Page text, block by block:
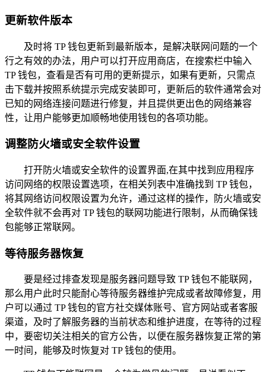
更新软件版本
及时将 TP 钱包更新到最新版本，是解决联网问题的一个
行之有效的办法，用户可以打开应用商店，在搜索栏中输入
TP 钱包，查看是否有可用的更新提示，如果有更新，只需点
击下载并按照系统提示完成安装即可，更新后的软件通常会对
已知的网络连接问题进行修复，并且提供更出色的网络兼容
性，让用户能够更加顺畅地使用钱包的各项功能。
调整防火墙或安全软件设置
打开防火墙或安全软件的设置界面,在其中找到应用程序
访问网络的权限设置选项，在相关列表中准确找到 TP 钱包，
将其网络访问权限设置为允许，通过这样的操作，防火墙或安
全软件就不会再对 TP 钱包的联网功能进行限制，从而确保钱
包能够正常联网。
等待服务器恢复
要是经过排查发现是服务器问题导致 TP 钱包不能联网，
那么用户此时只能耐心等待服务器维护完成或者故障修复，用
户可以通过 TP 钱包的官方社交媒体账号、官方网站或者客服
渠道，及时了解服务器的当前状态和维护进度，在等待的过程
中，要密切关注相关的官方公告，以便在服务器恢复正常的第
一时间，能够及时恢复对 TP 钱包的使用。